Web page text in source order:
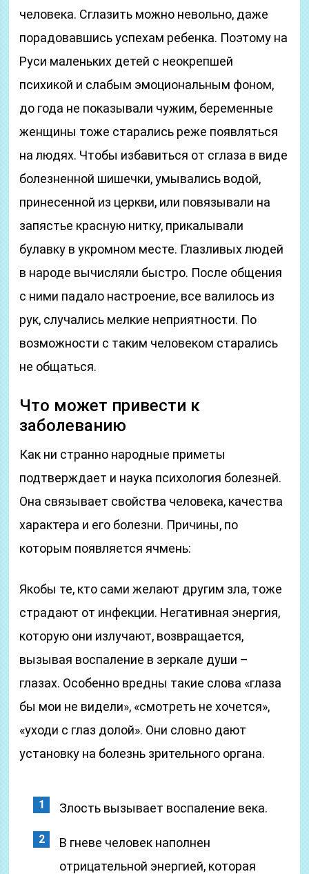
человека. Сглазить можно невольно, даже
порадовавшись успехам ребенка. Поэтому на
Руси маленьких детей с неокрепшей
психикой и слабым эмоциональным фоном,
до года не показывали чужим, беременные
женщины тоже старались реже появляться
на людях. Чтобы избавиться от сглаза в виде
болезненной шишечки, умывались водой,
принесенной из церкви, или повязывали на
запястье красную нитку, прикалывали
булавку в укромном месте. Глазливых людей
в народе вычисляли быстро. После общения
с ними падало настроение, все валилось из
рук, случались мелкие неприятности. По
возможности с таким человеком старались
не общаться.
Что может привести к
заболеванию
Как ни странно народные приметы
подтверждает и наука психология болезней.
Она связывает свойства человека, качества
характера и его болезни. Причины, по
которым появляется ячмень:
Якобы те, кто сами желают другим зла, тоже
страдают от инфекции. Негативная энергия,
которую они излучают, возвращается,
вызывая воспаление в зеркале души –
глазах. Особенно вредны такие слова «глаза
бы мои не видели», «смотреть не хочется»,
«уходи с глаз долой». Они словно дают
установку на болезнь зрительного органа.
Злость вызывает воспаление века.
В гневе человек наполнен
отрицательной энергией, которая